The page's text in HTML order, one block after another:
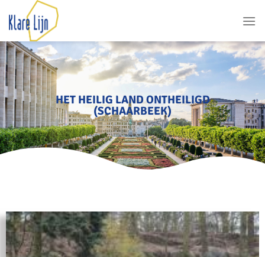
HET HEILIG LAND ONTHEILIGD
(SCHAARBEEK)